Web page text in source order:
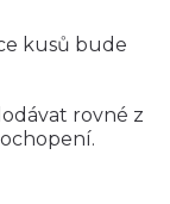
kusů bude
rovné z